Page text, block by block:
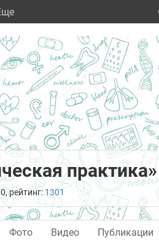
рейтинг: 1301
Фото Видео Публикации